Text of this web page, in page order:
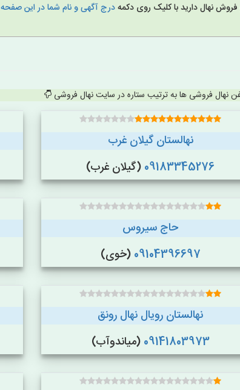
نهال دارید با کلیک روی دکمهدرج آگهی و نام شما در این صفحه
نهال فروشی ها به ترتیب ستاره در سایت نهال فروشی
نهالستان گیلان غرب
09183345276 (گیلان غرب)
حاج سیروس
09104396697 (خوی)
نهالستان رویال نهال رونق
09141803973 (میاندوآب)